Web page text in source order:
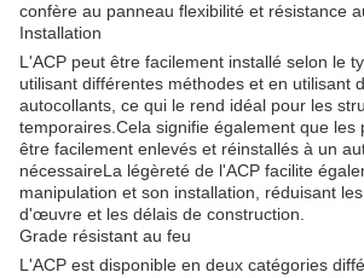
confère au panneau flexibilité et résistance
Installation
L'ACP peut être facilement installé selon le
utilisant différentes méthodes et en utilisant
autocollants, ce qui le rend idéal pour les
temporaires.Cela signifie également que les
être facilement enlevés et réinstallés à un
nécessaireLa légèreté de l'ACP facilite
manipulation et son installation, réduisant
d'œuvre et les délais de construction.
Grade résistant au feu
L'ACP est disponible en deux catégories